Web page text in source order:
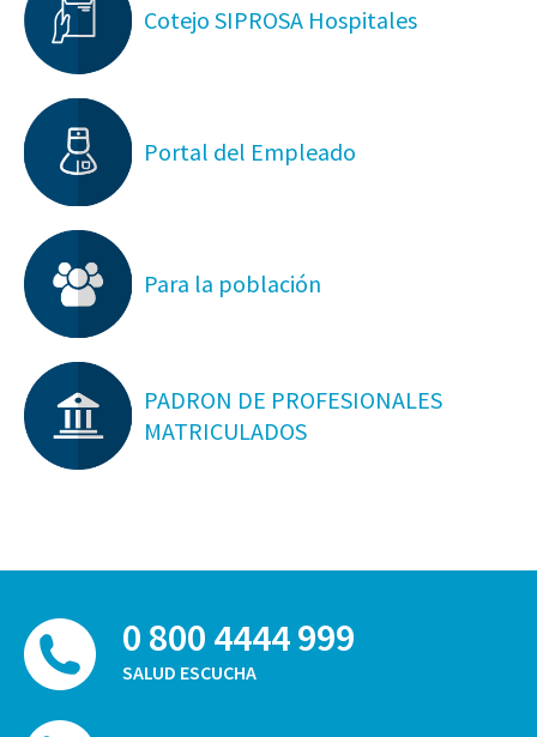
Cotejo SIPROSA Hospitales
Portal del Empleado
Para la población
PADRON DE PROFESIONALES
MATRICULADOS
0 800 4444 999
SALUD ESCUCHA